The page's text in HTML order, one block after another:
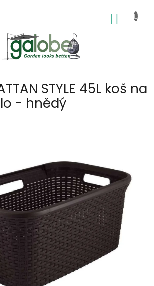
STYLE 45L koš na
- hnědý